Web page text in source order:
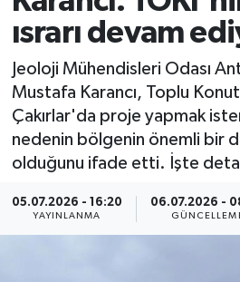
ısrarı devam
Jeoloji Mühendisleri Odası
Mustafa Karancı, Toplu
Çakırlar'da proje yapmak
nedenin bölgenin önemli bir
olduğunu ifade etti. İşte
05.07.2026 - 16:20
YAYINLANMA
06.07.2026 -
EKONOMİ
KÜLTÜR - SANAT
SPOR
SAĞLIK
Süper Lig Puan Durumu ve
Tüm Manşetler
Son Dakika Haberleri